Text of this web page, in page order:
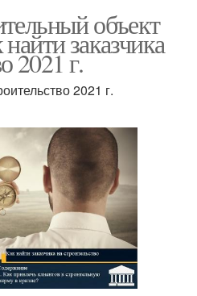
объект
заказчика
2021 г.
2021 г.